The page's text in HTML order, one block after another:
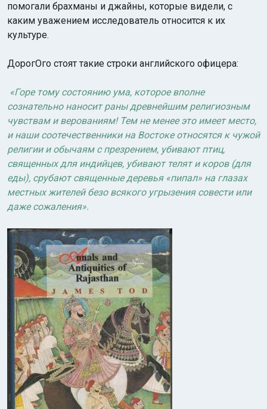
помогали брахманы и джайны, которые видели, с
каким уважением исследователь относится к их
культуре.
ДорогОго стоят такие строки английского офицера:
«Горе тому состоянию ума, которое вполне
сознательно наносит раны древнейшим религиозным
чувствам и верованиям! Тем не менее это имеет место,
и наши соотечественники на Востоке относятся к чужой
религии и обычаям с презрением, убивают птиц,
священных для индийцев, убивают телят и коров (для
еды), срубают священные деревья «пипал» на глазах
местных жителей безо всякого угрызения совести или
даже сожаления».